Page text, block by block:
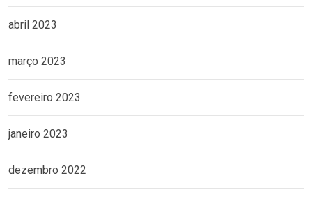
abril 2023
março 2023
fevereiro 2023
janeiro 2023
dezembro 2022